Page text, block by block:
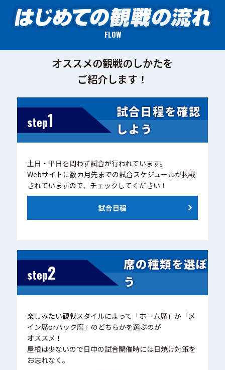
FLOW
オススメの観戦のしかたを
ご紹介します！
step1
試合日程を確認
しよう
土日・平日を問わず試合が行われています。
Webサイトに数カ月先までの試合スケジュールが掲載
されていますので、チェックしてください！
試合日程
step2
席の種類を選ぼ
う
楽しみたい観戦スタイルによって「ホーム席」か「メ
イン席orバック席」のどちらかを選ぶのが
オススメ！
屋根は少ないので日中の試合開催時には日焼け対策を
お忘れなく。